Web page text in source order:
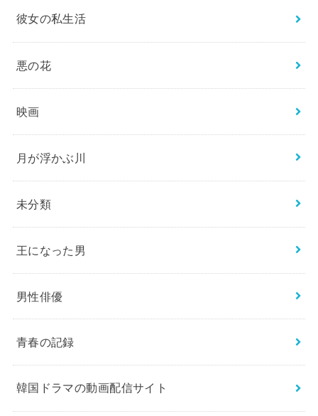
彼女の私生活
悪の花
映画
月が浮かぶ川
未分類
王になった男
男性俳優
青春の記録
韓国ドラマの動画配信サイト